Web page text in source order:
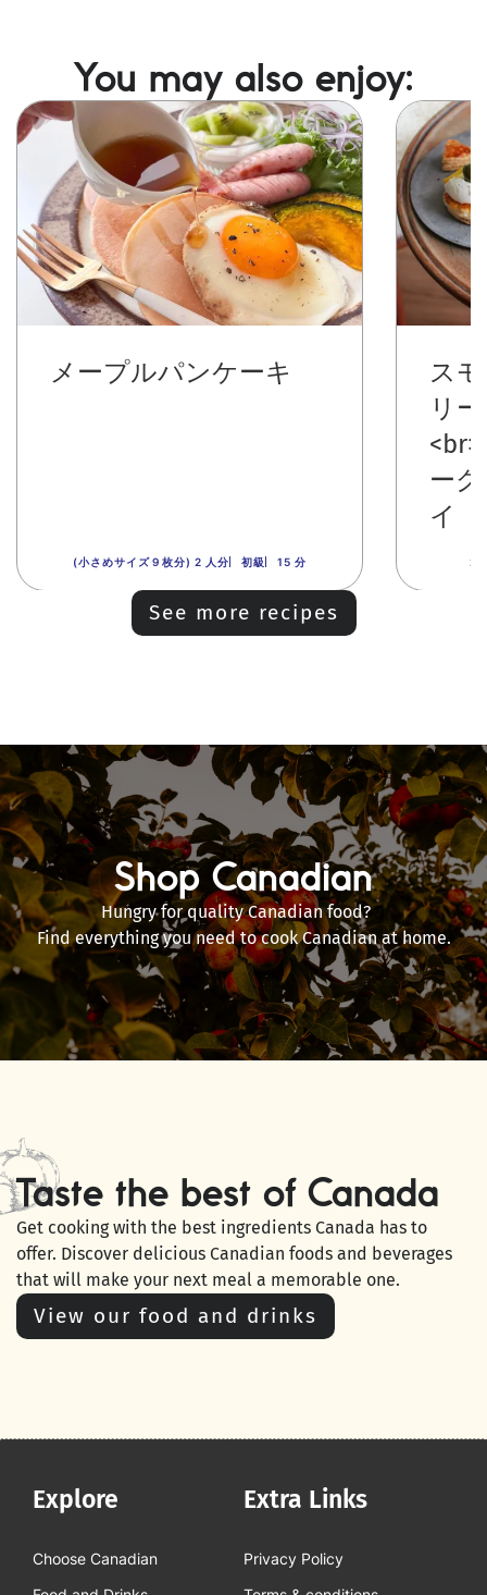
You may also enjoy:
Image
メープルパンケーキ
(小さめサイズ９枚分) 2 人分 初級 15 分
Image
ス
リ
ー
イ
2
See more recipes
Shop Canadian
Hungry for quality Canadian food?
Find everything you need to cook Canadian at home.
Taste the best of Canada
Get cooking with the best ingredients Canada has to
offer. Discover delicious Canadian foods and beverages
that will make your next meal a memorable one.
View our food and drinks
Explore
Choose Canadian
Extra Links
Privacy Policy